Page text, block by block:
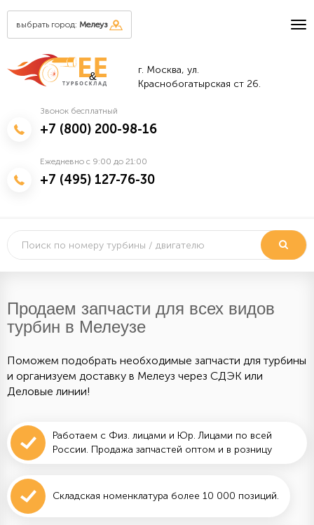
выбрать город: Мелеуз
&
г. Москва, ул.
Краснобогатырская ст 26.
Звонок бесплатный
+7 (800) 200-98-16
Ежедневно с 9:00 до 21:00
+7 (495) 127-76-30
Продаем запчасти для всех видов
турбин в Мелеузе
Поможем подобрать необходимые запчасти для турбины
и организуем доставку в Мелеуз через СДЭК или
Деловые линии!
Работаем с Физ. лицами и Юр. Лицами по всей
России. Продажа запчастей оптом и в розницу
Складская номенклатура более 10 000 позиций.